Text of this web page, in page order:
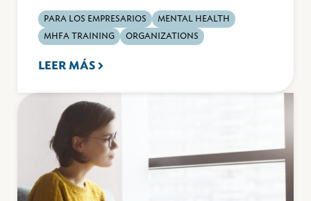
PARA LOS EMPRESARIOS
MENTAL HEALTH
MHFA TRAINING
ORGANIZATIONS
LEER MÁS